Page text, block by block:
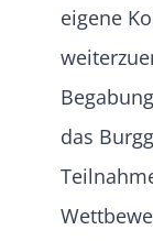
eigene
das